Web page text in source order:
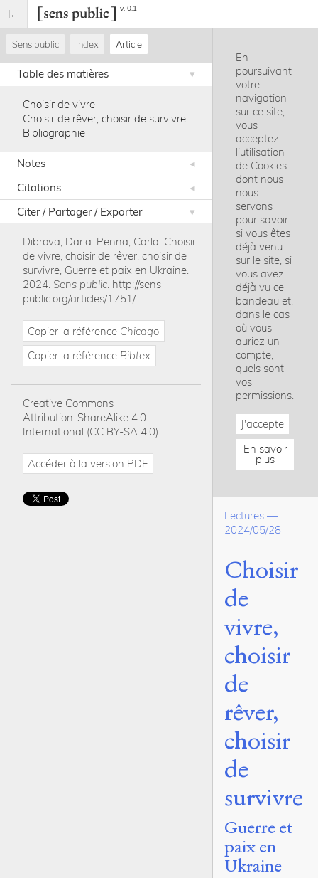
v. 0.1
Sens public Index Article
Table des matières
Choisir de vivre
Choisir de rêver, choisir de survivre
Bibliographie
Notes
Citations
Citer / Partager / Exporter
Dibrova, Daria. Penna, Carla. Choisir
de vivre, choisir de rêver, choisir de
survivre, Guerre et paix en Ukraine.
2024. Sens public. http://sens-
public.org/articles/1751/
Copier la référence Chicago
Copier la référence Bibtex
Creative Commons
Attribution-ShareAlike 4.0
International (CC BY-SA 4.0)
Accéder à la version PDF
En
poursuivant
votre
navigation
sur ce site,
vous
acceptez
l’utilisation
de Cookies
dont nous
nous
servons
pour savoir
si vous êtes
déjà venu
sur le site, si
vous avez
déjà vu ce
bandeau et,
dans le cas
où vous
auriez un
compte,
quels sont
vos
permissions.
J'accepte
En savoir
plus
Lectures —
2024/05/28
Choisir
de
vivre,
choisir
de
rêver,
choisir
de
survivre
Guerre et
paix en
Ukraine